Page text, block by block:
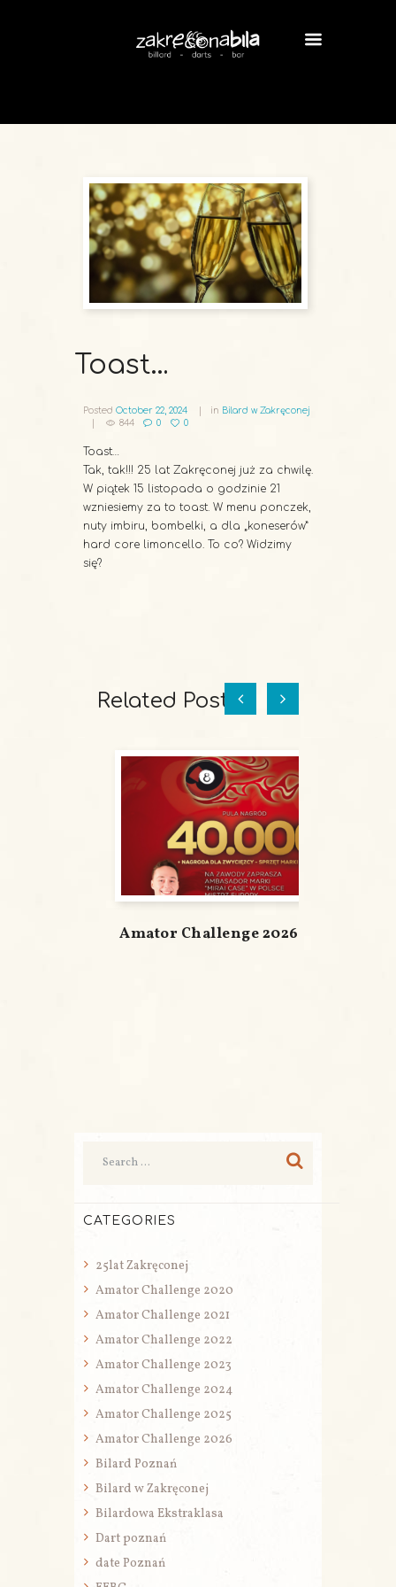
Toast…
Posted October 22, 2024 in Bilard w Zakręconej
844
0 0
Toast…
Tak, tak!!! 25 lat Zakręconej już za chwilę.
W piątek 15 listopada o godzinie 21
wzniesiemy za to toast. W menu ponczek,
nuty imbiru, bombelki, a dla „koneserów”
hard core limoncello. To co? Widzimy
się?
Related Posts
Amator Challenge 2026
CATEGORIES
25lat Zakręconej
Amator Challenge 2020
Amator Challenge 2021
Amator Challenge 2022
Amator Challenge 2023
Amator Challenge 2024
Amator Challenge 2025
Amator Challenge 2026
Bilard Poznań
Bilard w Zakręconej
Bilardowa Ekstraklasa
Dart poznań
date Poznań